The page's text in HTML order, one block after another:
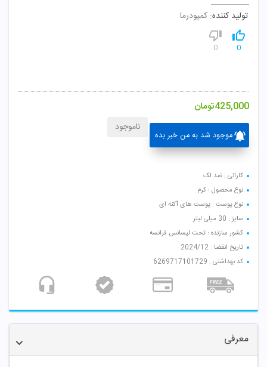
تولید کننده: کمپودرما
0
0
425,000تومان
موجود شد به من خبر بده
ناموجود
کارائی : ضد لک
نوع محصول : کرم
نوع پوست : پوست های آکنه ای
سایز : 30 میلی لیتر
کشور سازنده : تحت لیسانس فرانسه
تاریخ انقضا : 2024/12
کد بهداشتی : 6269717101729
معرفی